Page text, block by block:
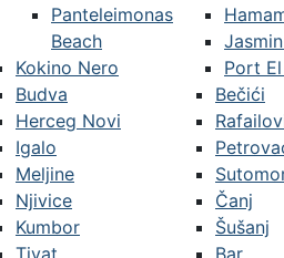
Panteleimonas
Beach
Kokino Nero
Budva
Herceg Novi
Igalo
Meljine
Njivice
Kumbor
Tivat
Bečići
Čanj
Šušanj
Bar
Port